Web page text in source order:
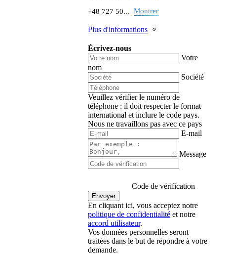
+48 727 50... Montrer
Plus d'informations
Écrivez-nous
Votre
nom
Société
Veuillez vérifier le numéro de
téléphone : il doit respecter le format
international et inclure le code pays.
Nous ne travaillons pas avec ce pays
E-mail
Message
Code de vérification
En cliquant ici, vous acceptez notre
politique de confidentialité et notre
accord utilisateur.
Vos données personnelles seront
traitées dans le but de répondre à votre
demande.